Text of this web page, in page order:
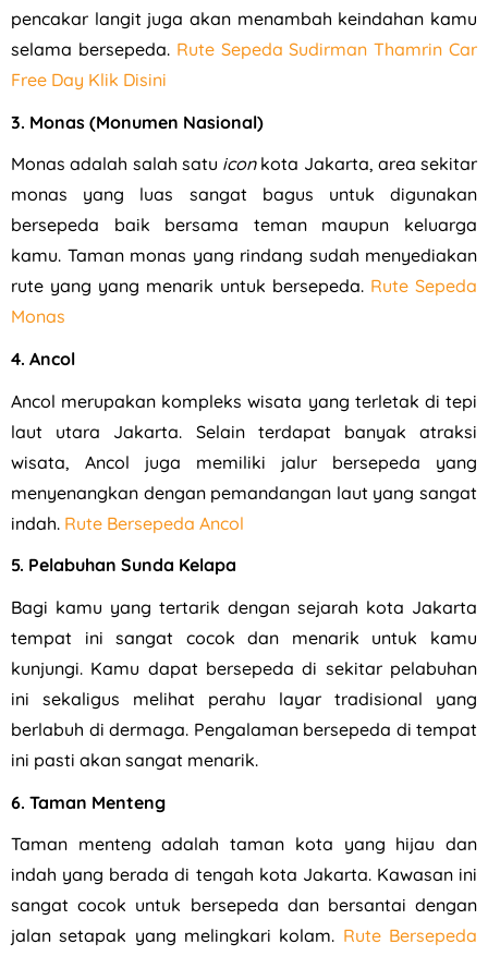
pencakar langit juga akan menambah keindahan kamu
selama bersepeda. Rute Sepeda Sudirman Thamrin Car
Free Day Klik Disini
3. Monas (Monumen Nasional)
Monas adalah salah satu iconkota Jakarta, area sekitar
monas yang luas sangat bagus untuk digunakan
bersepeda baik bersama teman maupun keluarga
kamu. Taman monas yang rindang sudah menyediakan
rute yang yang menarik untuk bersepeda. Rute Sepeda
Monas
4. Ancol
Ancol merupakan kompleks wisata yang terletak di tepi
laut utara Jakarta. Selain terdapat banyak atraksi
wisata, Ancol juga memiliki jalur bersepeda yang
menyenangkan dengan pemandangan laut yang sangat
indah. Rute Bersepeda Ancol
5. Pelabuhan Sunda Kelapa
Bagi kamu yang tertarik dengan sejarah kota Jakarta
tempat ini sangat cocok dan menarik untuk kamu
kunjungi. Kamu dapat bersepeda di sekitar pelabuhan
ini sekaligus melihat perahu layar tradisional yang
berlabuh di dermaga. Pengalaman bersepeda di tempat
ini pasti akan sangat menarik.
6. Taman Menteng
Taman menteng adalah taman kota yang hijau dan
indah yang berada di tengah kota Jakarta. Kawasan ini
sangat cocok untuk bersepeda dan bersantai dengan
jalan setapak yang melingkari kolam. Rute Bersepeda